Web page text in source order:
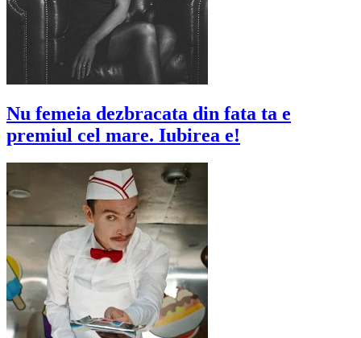
Nu femeia dezbracata din fata ta e
premiul cel mare. Iubirea e!